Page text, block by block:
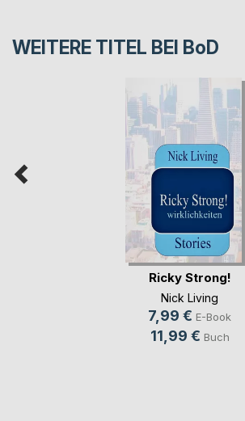
WEITERE TITEL BEI BoD
Ricky Strong!
Nick Living
7,99 € E-Book
11,99 € Buch